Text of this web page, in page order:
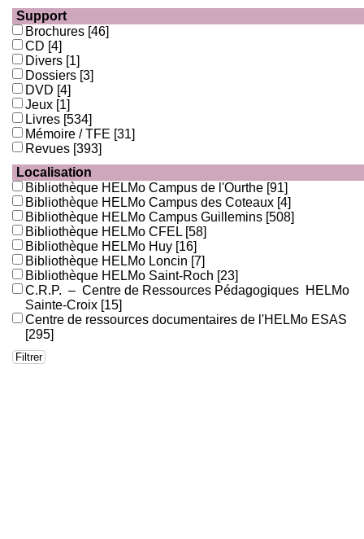
Support
Brochures [46]
CD [4]
Divers [1]
Dossiers [3]
DVD [4]
Jeux [1]
Livres [534]
Mémoire / TFE [31]
Revues [393]
Localisation
Bibliothèque HELMo Campus de l'Ourthe [91]
Bibliothèque HELMo Campus des Coteaux [4]
Bibliothèque HELMo Campus Guillemins [508]
Bibliothèque HELMo CFEL [58]
Bibliothèque HELMo Huy [16]
Bibliothèque HELMo Loncin [7]
Bibliothèque HELMo Saint-Roch [23]
C.R.P. – Centre de Ressources Pédagogiques HELMo
Sainte-Croix [15]
Centre de ressources documentaires de l'HELMo ESAS
[295]